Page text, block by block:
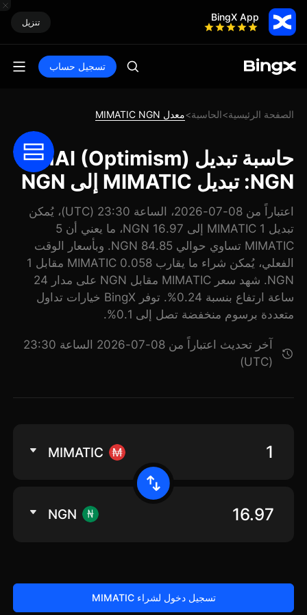
BingX App تنزيل
تسجيل حساب
الصفحة الرئيسية>الحاسبة>معدل MIMATIC NGN
حاسبة تبديل MAI (Optimism)
NGN: تبديل MIMATIC إلى NGN
اعتباراً من 08-07-2026، الساعة 23:30 (UTC)، يُمكن
تبديل 1 MIMATIC إلى 16.97 NGN، ما يعني أن 5
MIMATIC تساوي حوالي 84.85 NGN. وبأسعار الوقت
الفعلي، يُمكن شراء ما يقارب 0.058 MIMATIC مقابل 1
NGN. شهد سعر MIMATIC مقابل NGN على مدار 24
ساعة ارتفاع بنسبة 0.24%. توفر BingX خيارات تداول
متعددة برسوم منخفضة تصل إلى 0.1%.
آخر تحديث اعتباراً من 08-07-2026 الساعة 23:30
(UTC)
MIMATIC
NGN
تسجيل دخول لشراء MIMATIC